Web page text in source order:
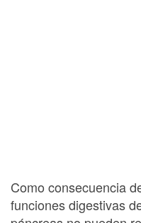
Como consecuencia
funciones digestivas